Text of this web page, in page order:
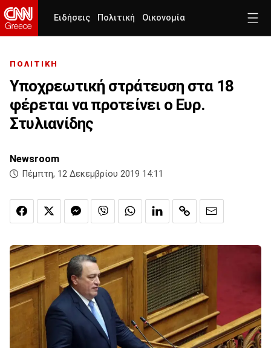
Ειδήσεις Πολιτική Οικονομία
ΠΟΛΙΤΙΚΗ
Υποχρεωτική στράτευση στα 18
φέρεται να προτείνει ο Ευρ.
Στυλιανίδης
Newsroom
Πέμπτη, 12 Δεκεμβρίου 2019 14:11